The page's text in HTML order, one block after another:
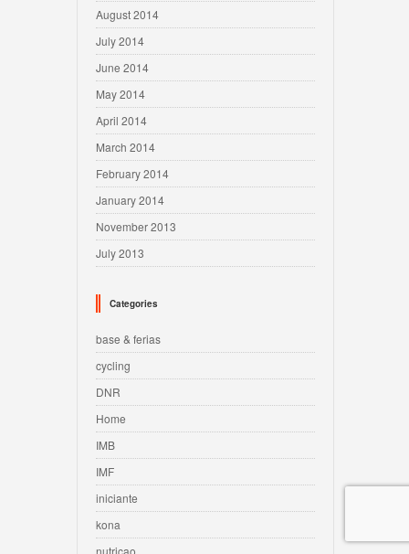
August 2014
July 2014
June 2014
May 2014
April 2014
March 2014
February 2014
January 2014
November 2013
July 2013
Categories
base & ferias
cycling
DNR
Home
IMB
IMF
iniciante
kona
nutricao